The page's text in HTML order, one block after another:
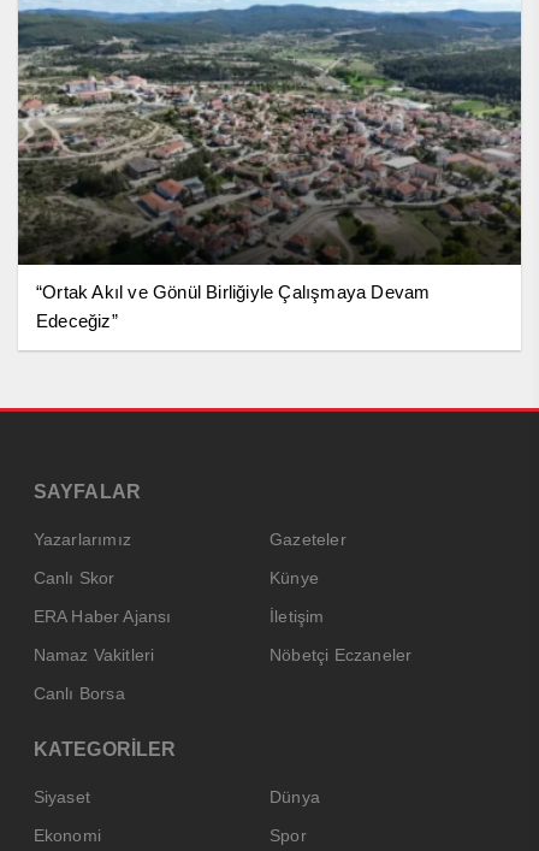
“Ortak Akıl ve Gönül Birliğiyle Çalışmaya Devam
Edeceğiz”
SAYFALAR
Yazarlarımız
Gazeteler
Canlı Skor
Künye
ERA Haber Ajansı
İletişim
Namaz Vakitleri
Nöbetçi Eczaneler
Canlı Borsa
KATEGORİLER
Siyaset
Dünya
Ekonomi
Spor